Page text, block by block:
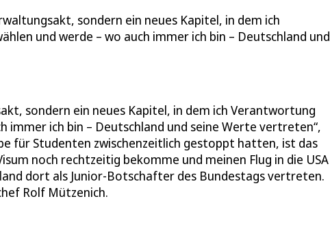
sondern ein neues Kapitel, in dem ich
und werde – wo auch immer ich bin – Deutschland und
sondern ein neues Kapitel, in dem ich Verantwortung
immer ich bin – Deutschland und seine Werte vertreten“,
für Studenten zwischenzeitlich gestoppt hatten, ist das
noch rechtzeitig bekomme und meinen Flug in die USA
dort als Junior-Botschafter des Bundestags vertreten.
Rolf Mützenich.